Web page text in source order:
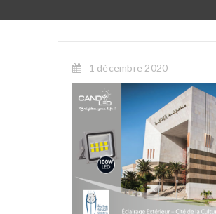
1 décembre 2020